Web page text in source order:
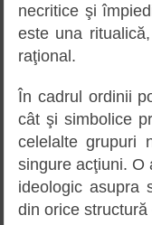
necritice şi
este una
raţional.
În cadrul ordinii
cât şi simbolice
celelalte grupuri
singure acţiuni. O
ideologic asupra
din orice